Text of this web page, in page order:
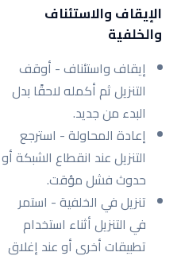
الإيقاف والاستئناف
والخلفية
إيقاف واستئناف - أوقف
التنزيل ثم أكمله لاحقًا بدل
البدء من جديد.
إعادة المحاولة - استرجع
التنزيل عند انقطاع الشبكة أو
حدوث فشل مؤقت.
تنزيل في الخلفية - استمر
في التنزيل أثناء استخدام
تطبيقات أخرى أو عند إغلاق